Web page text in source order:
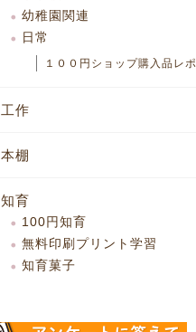
幼稚園関連
日常
１００円ショップ購入品レポ
工作
本棚
知育
100円知育
無料印刷プリント学習
知育菓子